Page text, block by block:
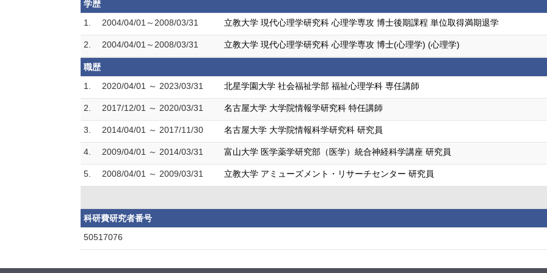
学歴
1.
2004/04/01～2008/03/31 立教大学 現代心理学研究科 心理学専攻 博士後期課程 単位取得満期退学
2. 2004/04/01～2008/03/31 立教大学 現代心理学研究科 心理学専攻 博士(心理学) (心理学)
職歴
1.
2020/04/01 ～ 2023/03/31 北星学園大学 社会福祉学部 福祉心理学科 専任講師
2. 2017/12/01 ～ 2020/03/31 名古屋大学 大学院情報学研究科 特任講師
3. 2014/04/01 ～ 2017/11/30 名古屋大学 大学院情報科学研究科 研究員
4. 2009/04/01 ～ 2014/03/31 富山大学 医学薬学研究部（医学）統合神経科学講座 研究員
5. 2008/04/01 ～ 2009/03/31 立教大学 アミューズメント・リサーチセンター 研究員
科研費研究者番号
50517076